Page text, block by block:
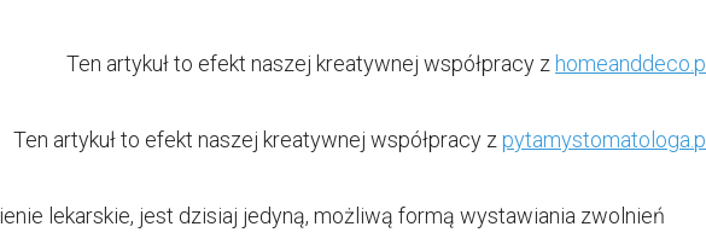
Ten artykuł to efekt naszej kreatywnej współpracy z homeanddeco.pl
Ten artykuł to efekt naszej kreatywnej współpracy z pytamystomatologa.pl
lekarskie, jest dzisiaj jedyną, możliwą formą wystawiania zwolnień